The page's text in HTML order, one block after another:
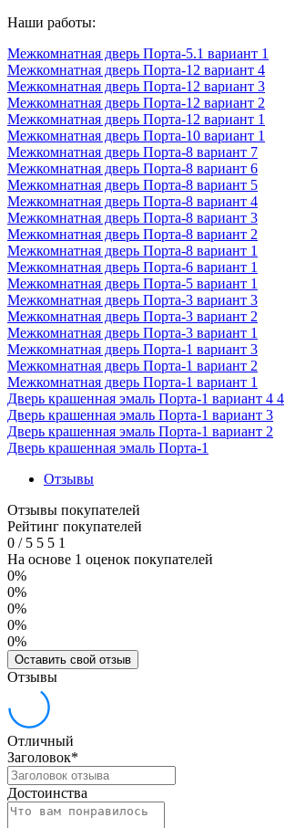
Наши работы:
Межкомнатная дверь Порта-5.1 вариант 1
Межкомнатная дверь Порта-12 вариант 4
Межкомнатная дверь Порта-12 вариант 3
Межкомнатная дверь Порта-12 вариант 2
Межкомнатная дверь Порта-12 вариант 1
Межкомнатная дверь Порта-10 вариант 1
Межкомнатная дверь Порта-8 вариант 7
Межкомнатная дверь Порта-8 вариант 6
Межкомнатная дверь Порта-8 вариант 5
Межкомнатная дверь Порта-8 вариант 4
Межкомнатная дверь Порта-8 вариант 3
Межкомнатная дверь Порта-8 вариант 2
Межкомнатная дверь Порта-8 вариант 1
Межкомнатная дверь Порта-6 вариант 1
Межкомнатная дверь Порта-5 вариант 1
Межкомнатная дверь Порта-3 вариант 3
Межкомнатная дверь Порта-3 вариант 2
Межкомнатная дверь Порта-3 вариант 1
Межкомнатная дверь Порта-1 вариант 3
Межкомнатная дверь Порта-1 вариант 2
Межкомнатная дверь Порта-1 вариант 1
Дверь крашенная эмаль Порта-1 вариант 4 4
Дверь крашенная эмаль Порта-1 вариант 3
Дверь крашенная эмаль Порта-1 вариант 2
Дверь крашенная эмаль Порта-1
Отзывы
Отзывы покупателей
Рейтинг покупателей
0 /5 5 5 1
На основе 1 оценок покупателей
0%
0%
0%
0%
0%
Оставить свой отзыв
Отзывы
Отличный
Заголовок*
Достоинства